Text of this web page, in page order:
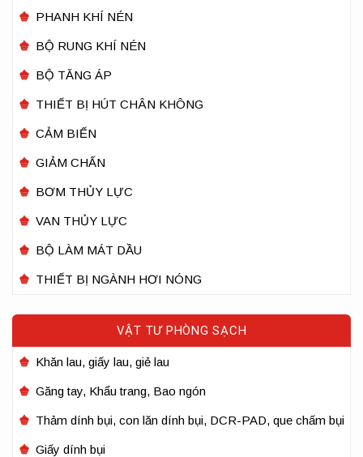
PHANH KHÍ NÉN
BỘ RUNG KHÍ NÉN
BỘ TĂNG ÁP
THIẾT BỊ HÚT CHÂN KHÔNG
CẢM BIẾN
GIẢM CHẤN
BƠM THỦY LỰC
VAN THỦY LỰC
BỘ LÀM MÁT DẦU
THIẾT BỊ NGÀNH HƠI NÓNG
VẬT TƯ PHÒNG SẠCH
Khăn lau, giấy lau, giẻ lau
Găng tay, Khẩu trang, Bao ngón
Thảm dính bụi, con lăn dính bụi, DCR-PAD, que chấm bụi
Giấy dính bụi